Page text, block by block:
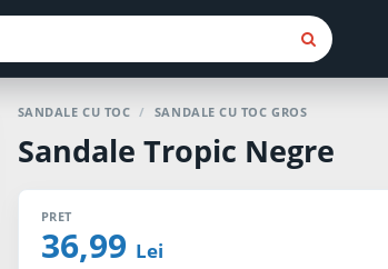
SANDALE CU TOC / SANDALE CU TOC GROS
Sandale Tropic Negre
PRET
36,99 Lei